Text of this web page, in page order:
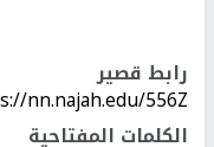
رابط قصير
nn.najah.edu/556Z/
الكلمات المفتاحية